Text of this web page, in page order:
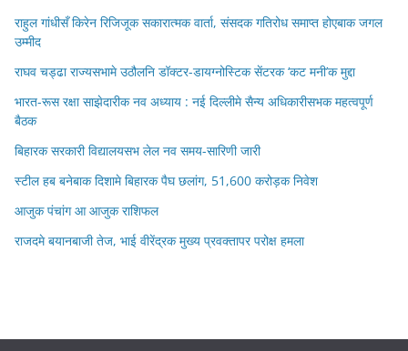
राहुल गांधीसँ किरेन रिजिजूक सकारात्मक वार्ता, संसदक गतिरोध समाप्त होएबाक जगल
उम्मीद
राघव चड्ढा राज्यसभामे उठौलनि डॉक्टर-डायग्नोस्टिक सेंटरक ‘कट मनी’क मुद्दा
भारत-रूस रक्षा साझेदारीक नव अध्याय : नई दिल्लीमे सैन्य अधिकारीसभक महत्वपूर्ण
बैठक
बिहारक सरकारी विद्यालयसभ लेल नव समय-सारिणी जारी
स्टील हब बनेबाक दिशामे बिहारक पैघ छलांग, 51,600 करोड़क निवेश
आजुक पंचांग आ आजुक राशिफल
राजदमे बयानबाजी तेज, भाई वीरेंद्रक मुख्य प्रवक्तापर परोक्ष हमला